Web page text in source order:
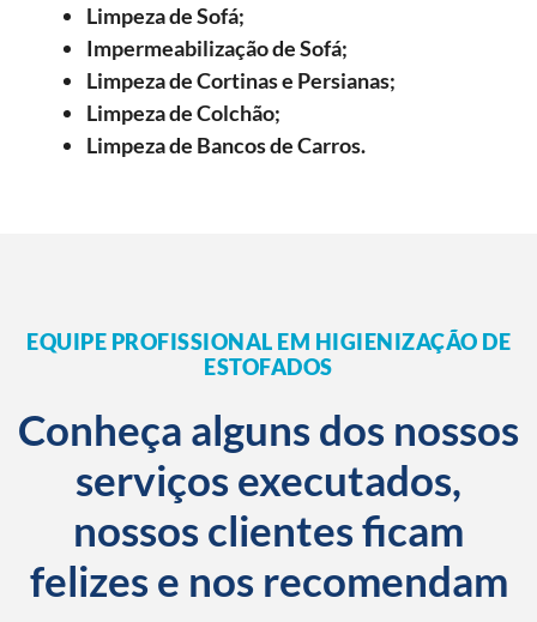
Limpeza de Sofá;
Impermeabilização de Sofá;
Limpeza de Cortinas e Persianas;
Limpeza de Colchão;
Limpeza de Bancos de Carros.
EQUIPE PROFISSIONAL EM HIGIENIZAÇÃO DE
ESTOFADOS
Conheça alguns dos nossos
serviços executados,
nossos clientes ficam
felizes e nos recomendam